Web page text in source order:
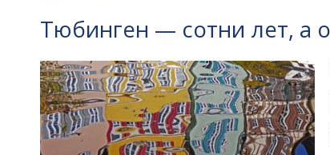
Тюбинген — сотни лет, а